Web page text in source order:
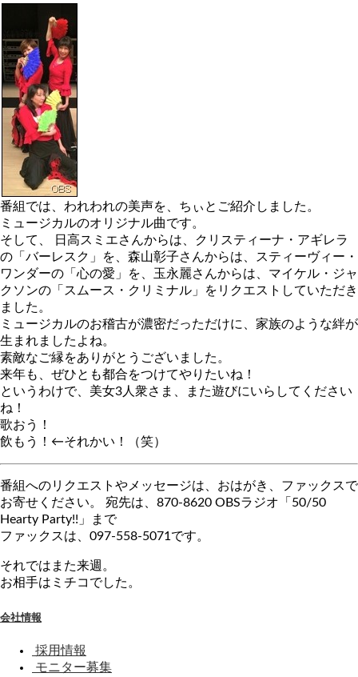
番組では、われわれの美声を、ちぃとご紹介しました。
ミュージカルのオリジナル曲です。
そして、 日高スミエさんからは、クリスティーナ・アギレラ
の「バーレスク」を、森山彰子さんからは、スティーヴィー・
ワンダーの「心の愛」を、玉永麗さんからは、マイケル・ジャ
クソンの「スムース・クリミナル」をリクエストしていただき
ました。
ミュージカルのお稽古が濃密だっただけに、家族のような絆が
生まれましたよね。
素敵なご縁をありがとうございました。
来年も、ぜひとも都合をつけてやりたいね！
というわけで、美女3人衆さま、また遊びにいらしてください
ね！
歌おう！
飲もう！←それかい！（笑）
番組へのリクエストやメッセージは、おはがき、ファックスで
お寄せください。 宛先は、870-8620 OBSラジオ「50/50
Hearty Party!!」まで
ファックスは、097-558-5071です。
それではまた来週。
お相手はミチコでした。
会社情報
採用情報
モニター募集